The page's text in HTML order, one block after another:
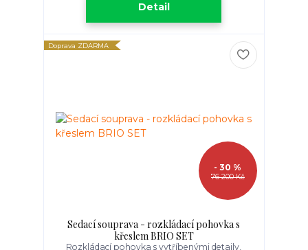
Detail
Doprava ZDARMA
76 200 Kč
- 30 %
Sedací souprava - rozkládací pohovka s
křeslem BRIO SET
Rozkládací pohovka s vytříbenými detaily,